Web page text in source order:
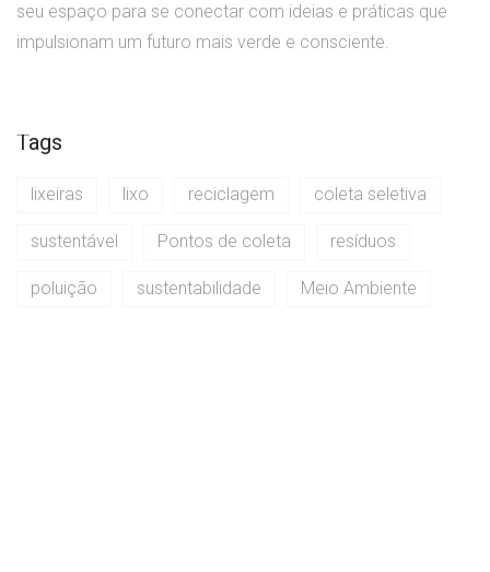
seu espaço para se conectar com ideias e práticas que
impulsionam um futuro mais verde e consciente.
Tags
lixeiras lixo reciclagem coleta seletiva
sustentável Pontos de coleta resíduos
poluição sustentabilidade Meio Ambiente